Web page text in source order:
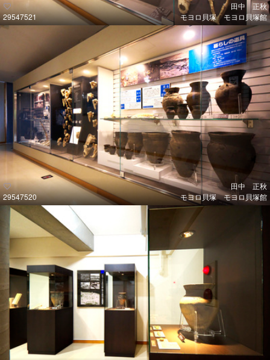
29547521
田中 正秋
モヨロ貝塚 モヨロ貝塚館
29547520
田中 正秋
モヨロ貝塚 モヨロ貝塚館